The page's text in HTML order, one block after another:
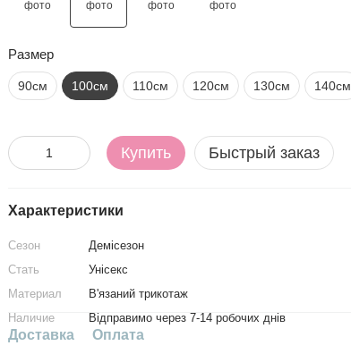
Размер
90см 100см 110см 120см 130см 140см
Купить Быстрый заказ
Характеристики
Сезон
Демісезон
Стать
Унісекс
Материал
В'язаний трикотаж
Наличие
Відправимо через 7-14 робочих днів
Доставка Оплата